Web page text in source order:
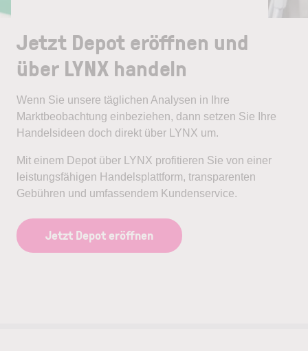
Jetzt Depot eröffnen und
über LYNX handeln
Wenn Sie unsere täglichen Analysen in Ihre
Marktbeobachtung einbeziehen, dann setzen Sie Ihre
Handelsideen doch direkt über LYNX um.
Mit einem Depot über LYNX profitieren Sie von einer
leistungsfähigen Handelsplattform, transparenten
Gebühren und umfassendem Kundenservice.
Jetzt Depot eröffnen